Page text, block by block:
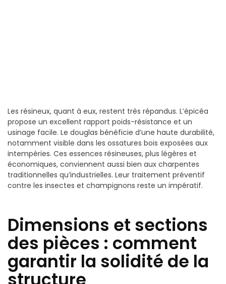
Les résineux, quant à eux, restent très répandus. L’épicéa
propose un excellent rapport poids-résistance et un
usinage facile. Le douglas bénéficie d’une haute durabilité,
notamment visible dans les ossatures bois exposées aux
intempéries. Ces essences résineuses, plus légères et
économiques, conviennent aussi bien aux charpentes
traditionnelles qu’industrielles. Leur traitement préventif
contre les insectes et champignons reste un impératif.
Dimensions et sections
des pièces : comment
garantir la solidité de la